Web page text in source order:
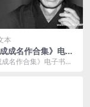
本
成名作合集》电子
册[PDF/1.5MB]云
成名作合集》电子书套